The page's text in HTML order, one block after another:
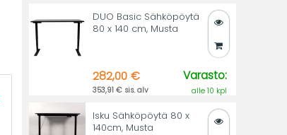
DUO Basic Sähköpöytä
80 x 140 cm, Musta
282,00 €
353,91 € sis. alv
Varasto:
alle 10 kpl
Isku Sähköpöytä 80 x
140cm, Musta